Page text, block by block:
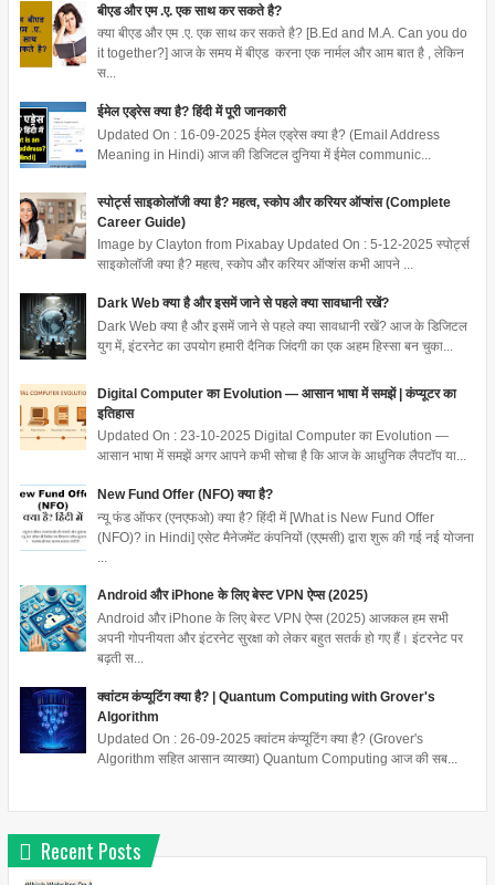
बीएड और एम .ए. एक साथ कर सकते है?
क्या बीएड और एम .ए. एक साथ कर सकते है? [B.Ed and M.A. Can you do
it together?] आज के समय में बीएड करना एक नार्मल और आम बात है , लेकिन
स...
ईमेल एड्रेस क्या है? हिंदी में पूरी जानकारी
Updated On : 16-09-2025 ईमेल एड्रेस क्या है? (Email Address
Meaning in Hindi) आज की डिजिटल दुनिया में ईमेल communic...
स्पोर्ट्स साइकोलॉजी क्या है? महत्व, स्कोप और करियर ऑप्शंस (Complete
Career Guide)
Image by Clayton from Pixabay Updated On : 5-12-2025 स्पोर्ट्स
साइकोलॉजी क्या है? महत्व, स्कोप और करियर ऑप्शंस कभी आपने ...
Dark Web क्या है और इसमें जाने से पहले क्या सावधानी रखें?
Dark Web क्या है और इसमें जाने से पहले क्या सावधानी रखें? आज के डिजिटल
युग में, इंटरनेट का उपयोग हमारी दैनिक जिंदगी का एक अहम हिस्सा बन चुका...
Digital Computer का Evolution — आसान भाषा में समझें | कंप्यूटर का
इतिहास
Updated On : 23-10-2025 Digital Computer का Evolution —
आसान भाषा में समझें अगर आपने कभी सोचा है कि आज के आधुनिक लैपटॉप या...
New Fund Offer (NFO) क्या है?
न्यू फंड ऑफर (एनएफओ) क्या है? हिंदी में [What is New Fund Offer
(NFO)? in Hindi] एसेट मैनेजमेंट कंपनियों (एएमसी) द्वारा शुरू की गई नई योजना
Android और iPhone के लिए बेस्ट VPN ऐप्स (2025)
Android और iPhone के लिए बेस्ट VPN ऐप्स (2025) आजकल हम सभी
अपनी गोपनीयता और इंटरनेट सुरक्षा को लेकर बहुत सतर्क हो गए हैं। इंटरनेट पर
बढ़ती स...
क्वांटम कंप्यूटिंग क्या है? | Quantum Computing with Grover's
Algorithm
Updated On : 26-09-2025 क्वांटम कंप्यूटिंग क्या है? (Grover's
Algorithm सहित आसान व्याख्या) Quantum Computing आज की सब...
Recent Posts